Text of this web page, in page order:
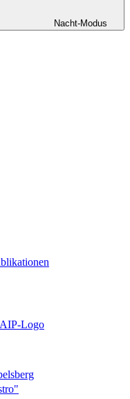
Nacht-Modus
Logo